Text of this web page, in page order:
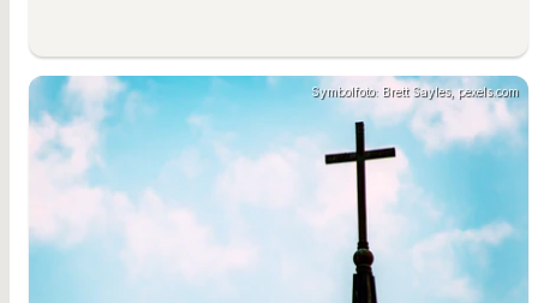
Symbolfoto: Brett Sayles, pexels.com